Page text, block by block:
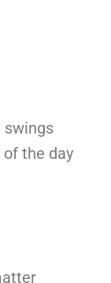
swings
the day